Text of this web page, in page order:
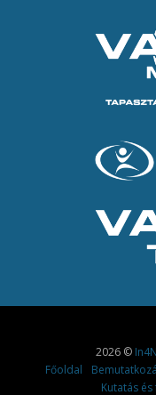
2026 ©
Főoldal
Kutatás